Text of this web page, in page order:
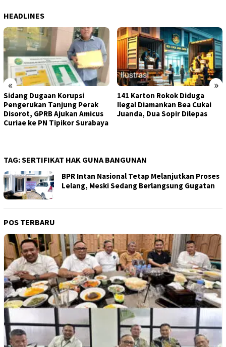
HEADLINES
« »
Sidang Dugaan Korupsi
Pengerukan Tanjung Perak
Disorot, GPRB Ajukan Amicus
Curiae ke PN Tipikor Surabaya
141 Karton Rokok Diduga
Ilegal Diamankan Bea Cukai
Juanda, Dua Sopir Dilepas
TAG:SERTIFIKAT HAK GUNA BANGUNAN
BPR Intan Nasional Tetap Melanjutkan Proses
Lelang, Meski Sedang Berlangsung Gugatan
POS TERBARU